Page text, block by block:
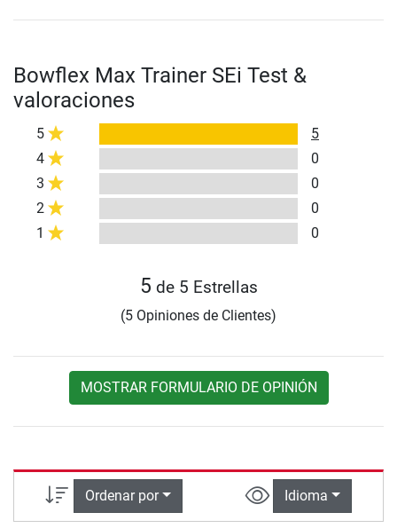
Bowflex Max Trainer SEi Test &
valoraciones
5
5
4
0
3
0
2
0
1
0
5 de 5 Estrellas
(5 Opiniones de Clientes)
MOSTRAR FORMULARIO DE OPINIÓN
Ordenar por Idioma